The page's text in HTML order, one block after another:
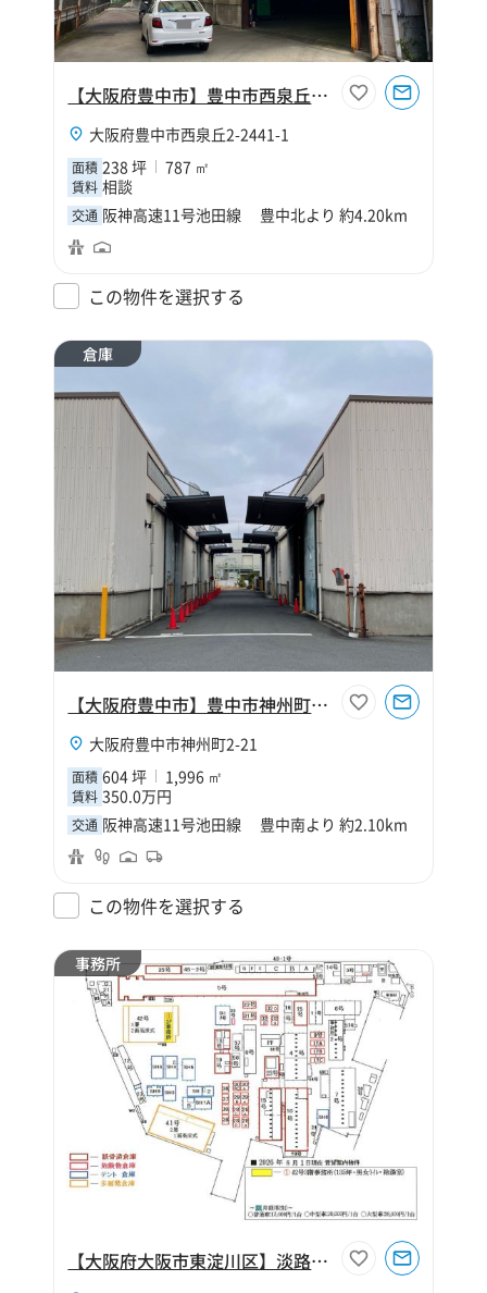
【大阪府豊中市】豊中市西泉丘2丁目238坪倉庫
大阪府豊中市西泉丘2-2441-1
面積 238 坪 787 ㎡
賃料 相談
交通 阪神高速11号池田線 豊中北より 約4.20km
この物件を選択する
倉庫
【大阪府豊中市】豊中市神州町604坪倉庫
大阪府豊中市神州町2-21
面積 604 坪 1,996 ㎡
賃料 350.0万円
交通 阪神高速11号池田線 豊中南より 約2.10km
この物件を選択する
事務所
【大阪府大阪市東淀川区】淡路物流センター